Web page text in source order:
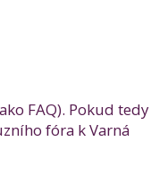
FAQ). Pokud tedy
fóra k Varná